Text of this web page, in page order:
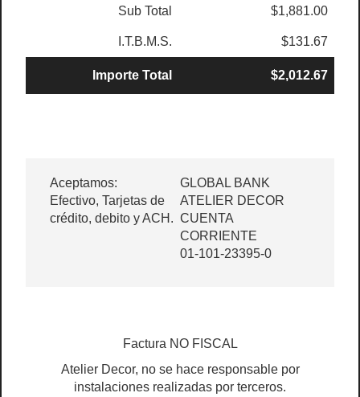
Sub Total $1,881.00
I.T.B.M.S. $131.67
Importe Total $2,012.67
Aceptamos:
Efectivo, Tarjetas de
crédito, debito y ACH.
GLOBAL BANK
ATELIER DECOR
CUENTA
CORRIENTE
01-101-23395-0
Factura NO FISCAL
Atelier Decor, no se hace responsable por
instalaciones realizadas por terceros.